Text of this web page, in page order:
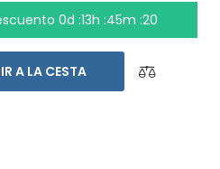
duración y velocidad de los
el sistema automático no
Tenga sus manos,
0d :13h :45m :19
A LA CESTA